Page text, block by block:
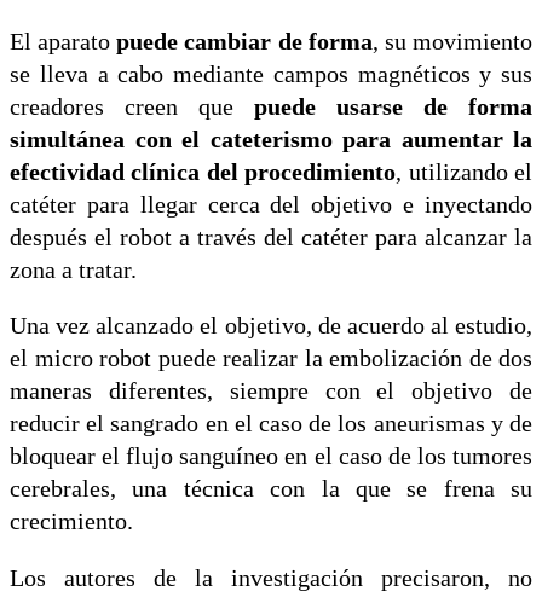
El aparato puede cambiar de forma, su movimiento
se lleva a cabo mediante campos magnéticos y sus
creadores creen que puede usarse de forma
simultánea con el cateterismo para aumentar la
efectividad clínica del procedimiento, utilizando el
catéter para llegar cerca del objetivo e inyectando
después el robot a través del catéter para alcanzar la
zona a tratar.
Una vez alcanzado el objetivo, de acuerdo al estudio,
el micro robot puede realizar la embolización de dos
maneras diferentes, siempre con el objetivo de
reducir el sangrado en el caso de los aneurismas y de
bloquear el flujo sanguíneo en el caso de los tumores
cerebrales, una técnica con la que se frena su
crecimiento.
Los autores de la investigación precisaron, no